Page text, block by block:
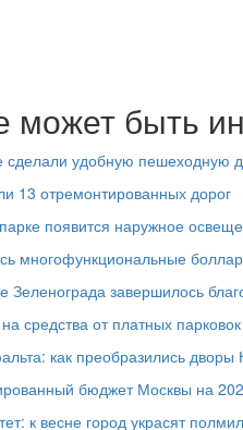
может быть
удобную пешеходную
13 отремонтированных дорог
появится наружное
многофункциональные
Зеленограда завершилось
средства от платных парковок
как преобразились дворы
бюджет Москвы на
к весне город украсят